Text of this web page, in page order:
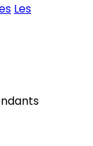
Les